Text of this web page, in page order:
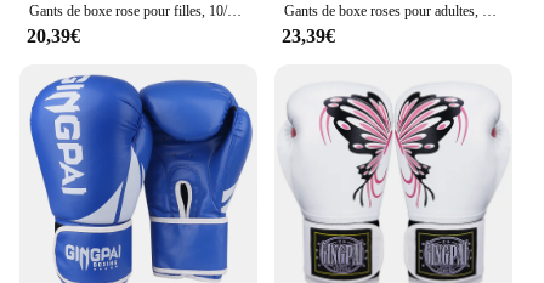
Gants de boxe rose pour filles, 10/12OZ, mitaines, sanda, muay-thaï, arts martiaux, équipement DEO
20,39€ 23,39€